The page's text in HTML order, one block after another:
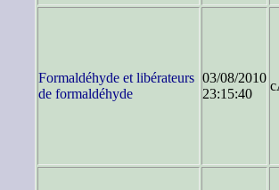
Formaldéhyde et libérateurs
de formaldéhyde
03/08/2010
23:15:40